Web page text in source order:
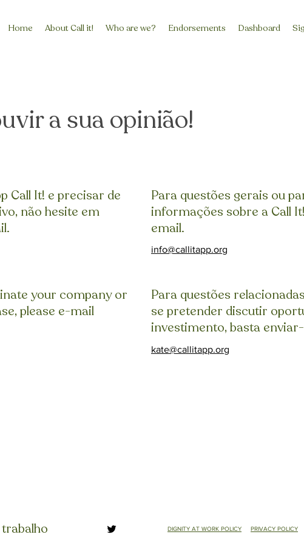
Home About Call it! Who are we? Endorsements Dashboard
a sua opinião!
Call It! e precisar de
não hesite em
Para questões gerais ou
informações sobre a Call
email.
info@callitapp.org
your company or
please e-mail
Para questões
se pretender discutir
investimento, basta
kate@callitapp.org
DIGNITY AT WORK POLICY PRIVACY POLICY